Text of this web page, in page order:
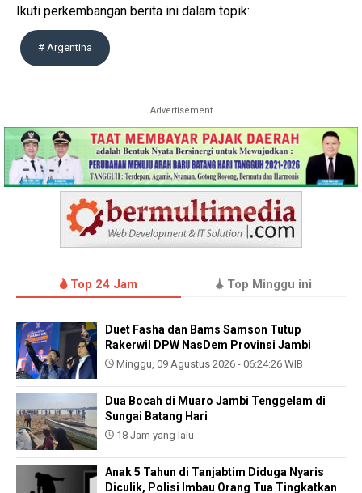
Ikuti perkembangan berita ini dalam topik:
# Argentina
Advertisement
Top 24 Jam Top Minggu ini
Duet Fasha dan Bams Samson Tutup
Rakerwil DPW NasDem Provinsi Jambi
Minggu, 09 Agustus 2026 - 06:24:26 WIB
Dua Bocah di Muaro Jambi Tenggelam di
Sungai Batang Hari
18 Jam yang lalu
Anak 5 Tahun di Tanjabtim Diduga Nyaris
Diculik, Polisi Imbau Orang Tua Tingkatkan